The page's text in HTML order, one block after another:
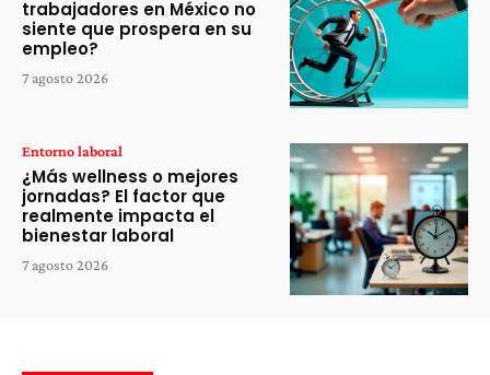
trabajadores en México no
siente que prospera en su
empleo?
7 agosto 2026
Entorno laboral
¿Más wellness o mejores
jornadas? El factor que
realmente impacta el
bienestar laboral
7 agosto 2026